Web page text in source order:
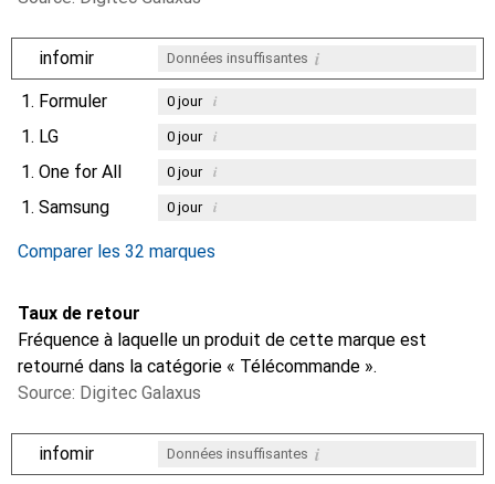
infomir Données insuffisantes i
1. Formuler 0jour i
1. LG 0jour i
1. One for All 0jour i
1. Samsung 0jour i
Comparer les 32 marques
Taux de retour
Fréquence à laquelle un produit de cette marque est
retourné dans la catégorie « Télécommande ».
Source: Digitec Galaxus
infomir Données insuffisantes i